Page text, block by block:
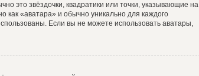
это звёздочки, квадратики или точки, указывающие на
как «аватара» и обычно уникально для каждого
Если вы не можете использовать аватары,